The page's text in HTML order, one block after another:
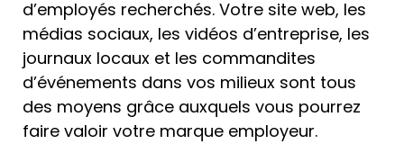
d’employés recherchés. Votre site web, les
médias sociaux, les vidéos d’entreprise, les
journaux locaux et les commandites
d’événements dans vos milieux sont tous
des moyens grâce auxquels vous pourrez
faire valoir votre marque employeur.